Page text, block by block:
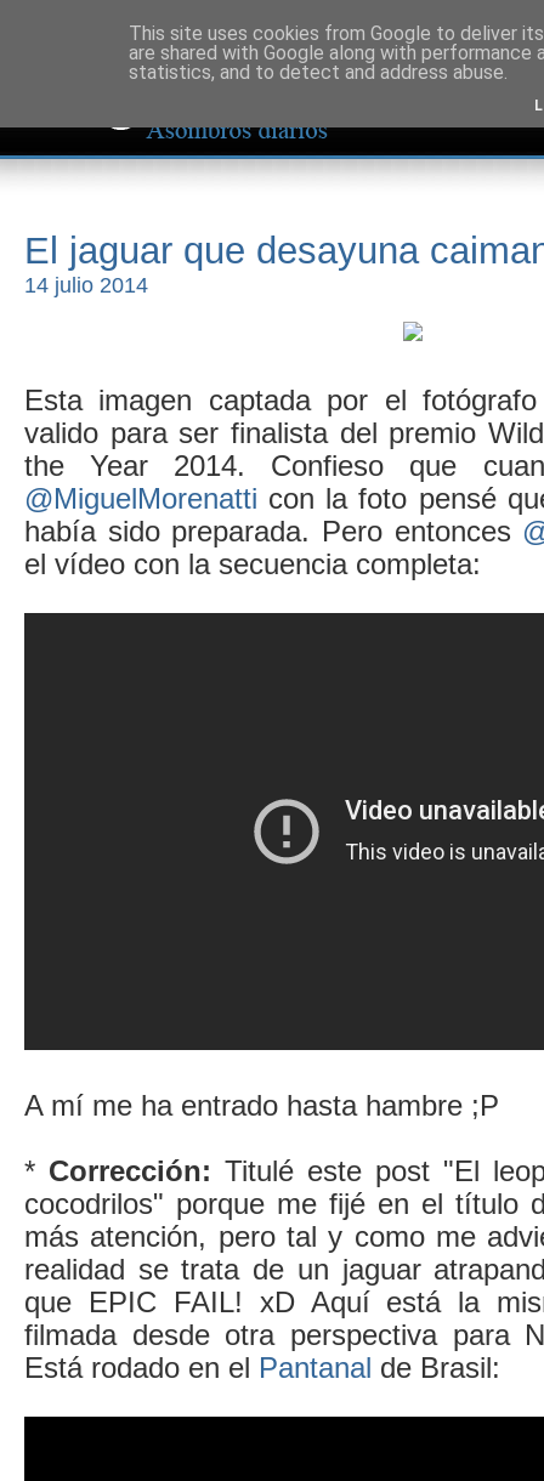
El jaguar que desayuna
14 julio 2014
Esta imagen captada por el
valido para ser finalista del premio
the Year 2014. Confieso que
@MiguelMorenatti con la foto pensé
había sido preparada. Pero entonces
el vídeo con la secuencia completa:
A mí me ha entrado hasta hambre ;P
* Corrección: Titulé este post "El
cocodrilos" porque me fijé en el título
más atención, pero tal y como me
realidad se trata de un jaguar
que EPIC FAIL! xD Aquí está la
filmada desde otra perspectiva para
Está rodado en el Pantanal de Brasil:
This site uses cookies from Google to deliver
are shared with Google along with
statistics, and to detect and address abuse.